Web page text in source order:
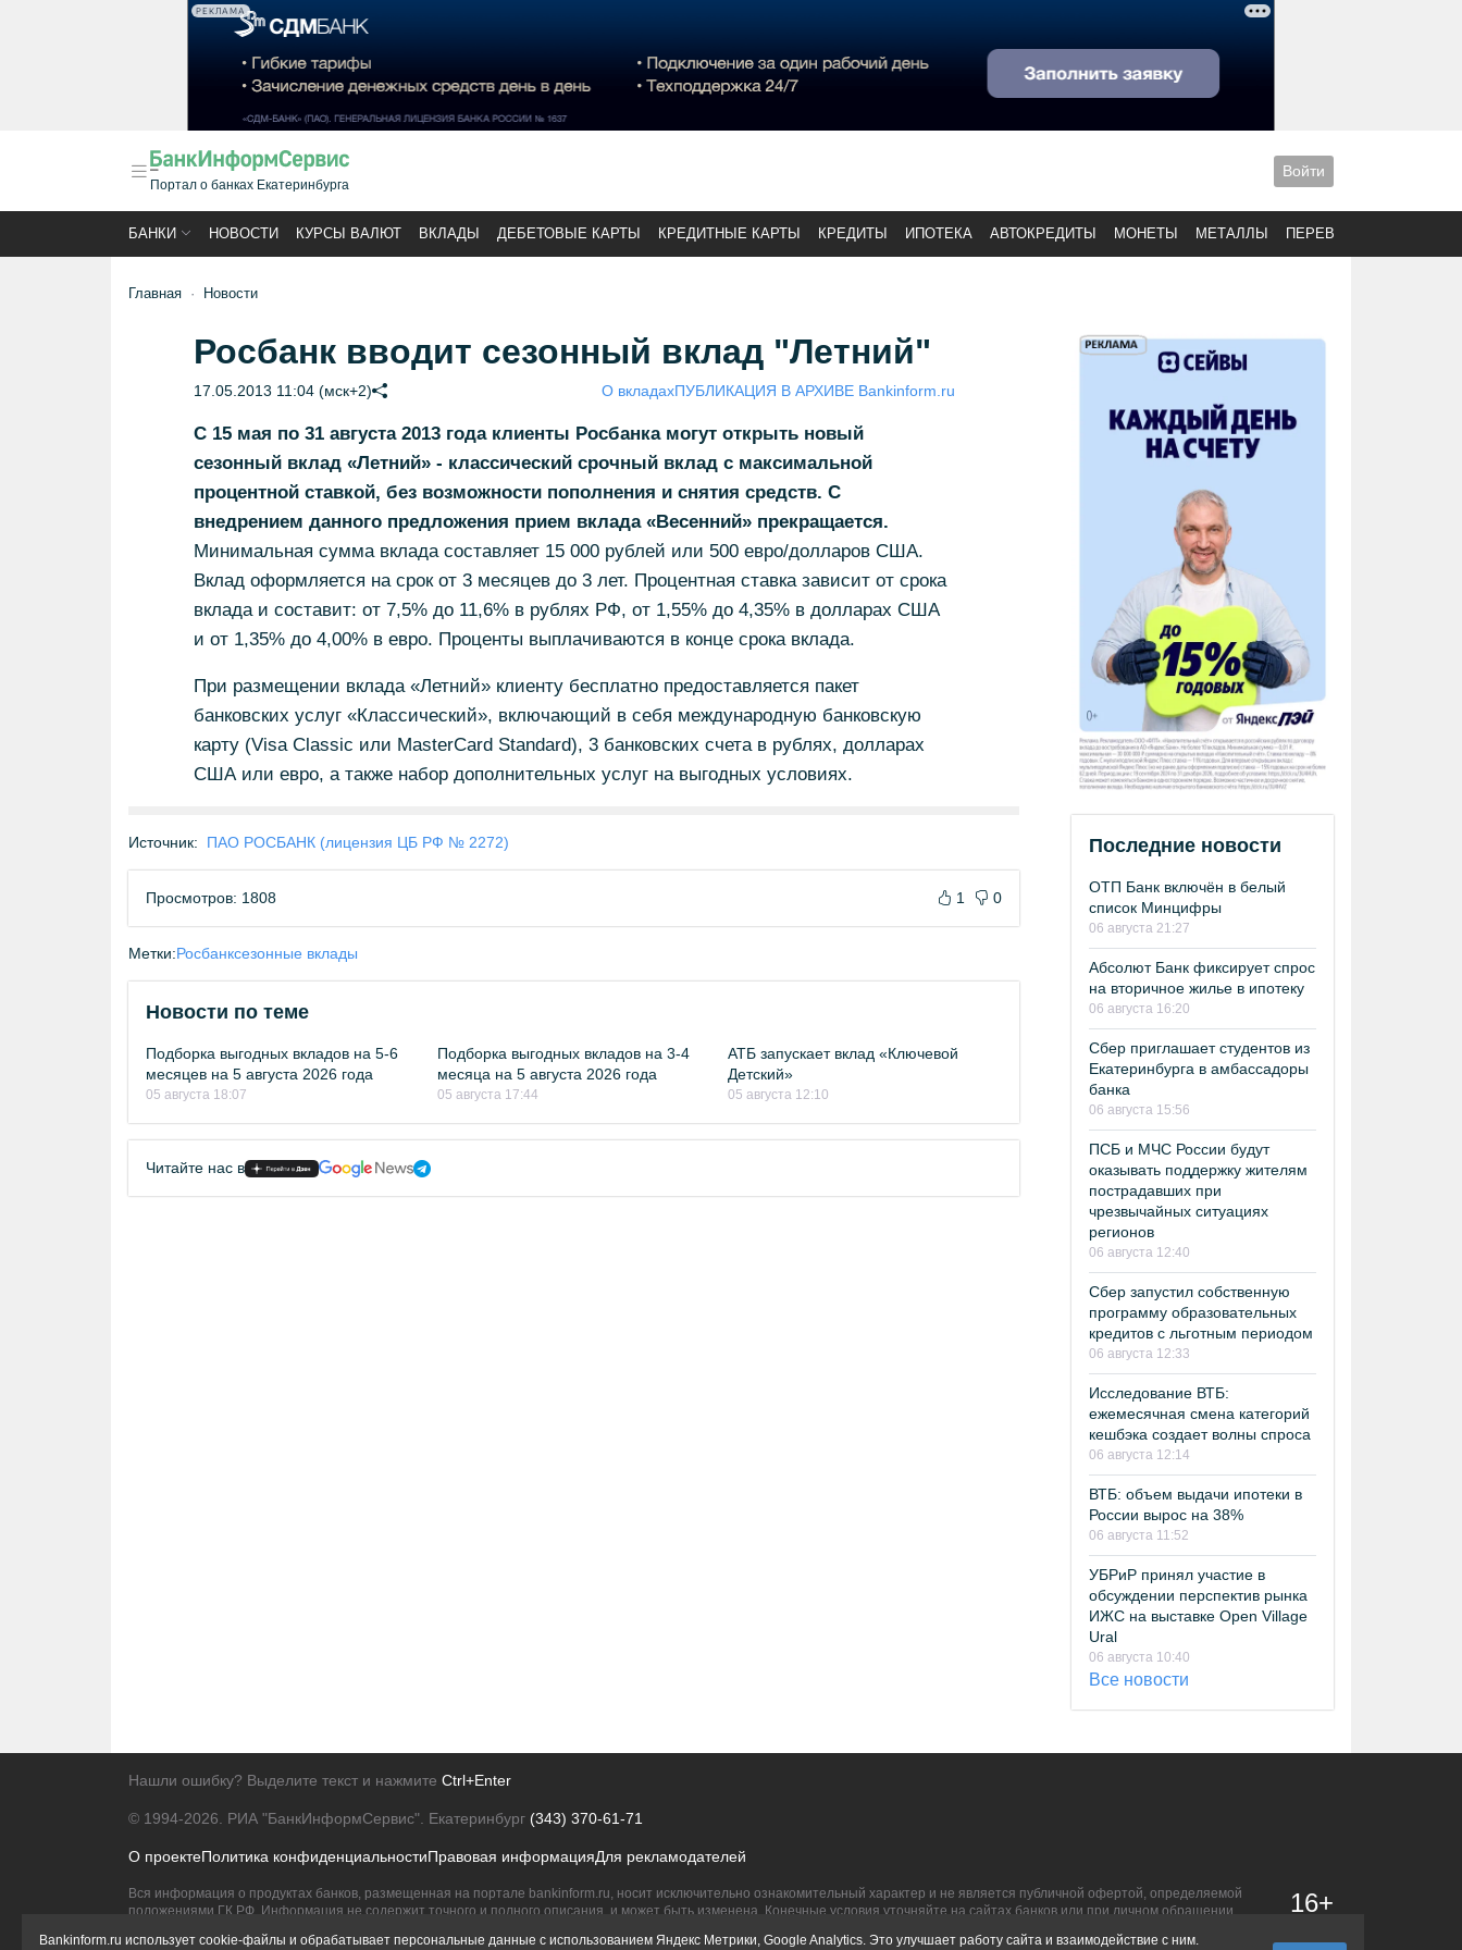
РЕКЛАМА
Портал о банках Екатеринбурга
Войти
БАНКИ НОВОСТИ КУРСЫ ВАЛЮТ ВКЛАДЫ ДЕБЕТОВЫЕ КАРТЫ КРЕДИТНЫЕ КАРТЫ КРЕДИТЫ ИПОТЕКА АВТОКРЕДИТЫ МОНЕТЫ МЕТАЛЛЫ ПЕРЕВОДЫ
Главная Новости
Росбанк вводит сезонный вклад "Летний"
17.05.2013 11:04 (мск+2) О вкладахПУБЛИКАЦИЯ В АРХИВЕ Bankinform.ru
С 15 мая по 31 августа 2013 года клиенты Росбанка могут открыть новый
сезонный вклад «Летний» - классический срочный вклад с максимальной
процентной ставкой, без возможности пополнения и снятия средств. С
внедрением данного предложения прием вклада «Весенний» прекращается.
Минимальная сумма вклада составляет 15 000 рублей или 500 евро/долларов США.
Вклад оформляется на срок от 3 месяцев до 3 лет. Процентная ставка зависит от срока
вклада и составит: от 7,5% до 11,6% в рублях РФ, от 1,55% до 4,35% в долларах США
и от 1,35% до 4,00% в евро. Проценты выплачиваются в конце срока вклада.
При размещении вклада «Летний» клиенту бесплатно предоставляется пакет
банковских услуг «Классический», включающий в себя международную банковскую
карту (Visa Classic или MasterCard Standard), 3 банковских счета в рублях, долларах
США или евро, а также набор дополнительных услуг на выгодных условиях.
Источник: ПАО РОСБАНК (лицензия ЦБ РФ № 2272)
Просмотров: 1808 1 0
Метки:Росбанксезонные вклады
Новости по теме
Подборка выгодных вкладов на 5-6
месяцев на 5 августа 2026 года
05 августа 18:07
Подборка выгодных вкладов на 3-4
месяца на 5 августа 2026 года
05 августа 17:44
АТБ запускает вклад «Ключевой
Детский»
05 августа 12:10
Читайте нас в
Последние новости
ОТП Банк включён в белый
список Минцифры
06 августа 21:27
Абсолют Банк фиксирует спрос
на вторичное жилье в ипотеку
06 августа 16:20
Сбер приглашает студентов из
Екатеринбурга в амбассадоры
банка
06 августа 15:56
ПСБ и МЧС России будут
оказывать поддержку жителям
пострадавших при
чрезвычайных ситуациях
регионов
06 августа 12:40
Сбер запустил собственную
программу образовательных
кредитов с льготным периодом
06 августа 12:33
Исследование ВТБ:
ежемесячная смена категорий
кешбэка создает волны спроса
06 августа 12:14
ВТБ: объем выдачи ипотеки в
России вырос на 38%
06 августа 11:52
УБРиР принял участие в
обсуждении перспектив рынка
ИЖС на выставке Open Village
Ural
06 августа 10:40
Все новости
Нашли ошибку? Выделите текст и нажмите Ctrl+Enter
© 1994-2026. РИА "БанкИнформСервис". Екатеринбург (343) 370-61-71
О проектеПолитика конфиденциальностиПравовая информацияДля рекламодателей
Вся информация о продуктах банков, размещенная на портале bankinform.ru, носит исключительно ознакомительный характер и не является публичной офертой, определяемой
положениями ГК РФ. Информация не содержит точного и полного описания, и может быть изменена. Конечные условия уточняйте на сайтах банков или при личном обращении.
16+
Bankinform.ru использует cookie-файлы и обрабатывает персональные данные с использованием Яндекс Метрики, Google Analytics. Это улучшает работу сайта и взаимодействие с ним.